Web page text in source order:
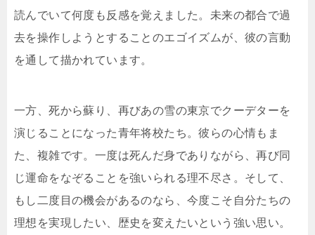
読んでいて何度も反感を覚えました。未来の都合で過
去を操作しようとすることのエゴイズムが、彼の言動
を通して描かれています。
一方、死から蘇り、再びあの雪の東京でクーデターを
演じることになった青年将校たち。彼らの心情もま
た、複雑です。一度は死んだ身でありながら、再び同
じ運命をなぞることを強いられる理不尽さ。そして、
もし二度目の機会があるのなら、今度こそ自分たちの
理想を実現したい、歴史を変えたいという強い思い。